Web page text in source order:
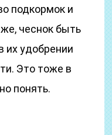
подкормок и
чеснок быть
их удобрении
Это тоже в
понять.